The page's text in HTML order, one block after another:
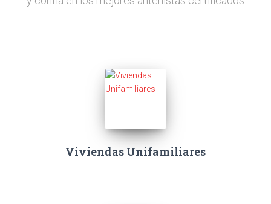
Viviendas Unifamiliares